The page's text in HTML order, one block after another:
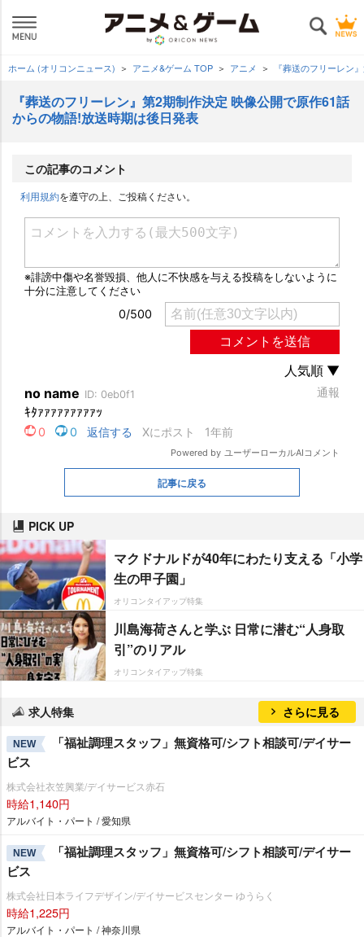
ホーム (オリコンニュース) アニメ&ゲーム TOP アニメ 『葬送のフリーレン
『葬送のフリーレン』第2期制作決定 映像公開で原作61話
からの物語!放送時期は後日発表
この記事のコメント
利用規約を遵守の上、ご投稿ください。
記事に戻る
PICK UP
マクドナルドが40年にわたり支える「小学
生の甲子園」
オリコンタイアップ特集
川島海荷さんと学ぶ 日常に潜む“人身取
引”のリアル
オリコンタイアップ特集
求人特集 さらに見る
NEW
「福祉調理スタッフ」無資格可/シフト相談可/デイサー
ビス
株式会社衣笠興業/デイサービス赤石
時給1,140円
アルバイト・パート / 愛知県
NEW
「福祉調理スタッフ」無資格可/シフト相談可/デイサー
ビス
株式会社日本ライフデザイン/デイサービスセンター ゆうらく
時給1,225円
アルバイト・パート / 神奈川県